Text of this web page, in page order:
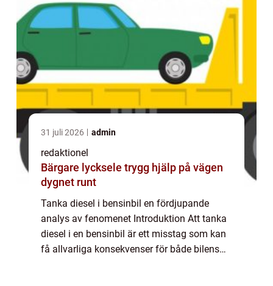
31 juli 2026 admin
redaktionel
Bärgare lycksele trygg hjälp på vägen
dygnet runt
Tanka diesel i bensinbil en fördjupande
analys av fenomenet Introduktion Att tanka
diesel i en bensinbil är ett misstag som kan
få allvarliga konsekvenser för både bilens